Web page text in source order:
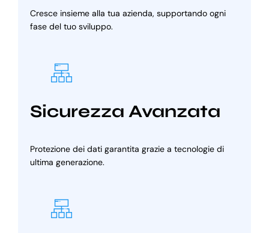
Cresce insieme alla tua azienda, supportando ogni
fase del tuo sviluppo.
Sicurezza Avanzata
Protezione dei dati garantita grazie a tecnologie di
ultima generazione.